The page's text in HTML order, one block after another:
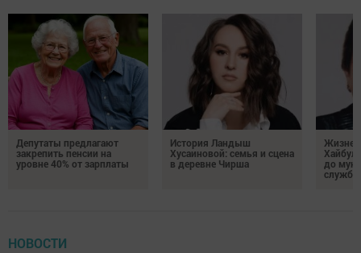
Депутаты предлагают
закрепить пенсии на
уровне 40% от зарплаты
История Ландыш
Хусаиновой: семья и сцена
в деревне Чирша
до
службы
НОВОСТИ